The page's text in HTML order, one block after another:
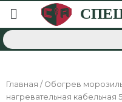
Главная / Обогрев
нагревательная кабельная